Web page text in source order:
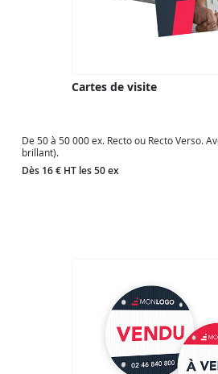
Cartes de visite
De 50 à 50 000 ex. Recto ou Recto Verso.
brillant).
Dès 16 € HT les 50 ex